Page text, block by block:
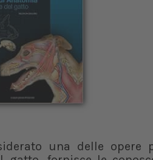
una delle opere